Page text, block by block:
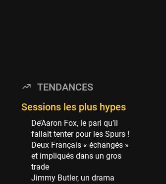
Philadelphia Sixers
89 sessions
Milwaukee Bucks
82 sessions
Hoop Culture
73 sessions
Oklahoma City Thunder
TENDANCES
Sessions les plus hypes
De’Aaron Fox, le pari qu’il
fallait tenter pour les Spurs !
Deux Français « échangés »
et impliqués dans un gros
trade
Jimmy Butler, un drama